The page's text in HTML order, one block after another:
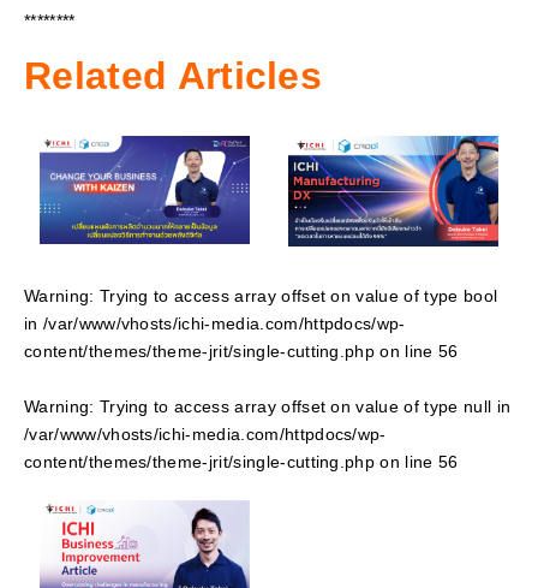
********
Related Articles
Warning: Trying to access array offset on value of type bool
in /var/www/vhosts/ichi-media.com/httpdocs/wp-
content/themes/theme-jrit/single-cutting.phpon line 56
Warning: Trying to access array offset on value of type null in
/var/www/vhosts/ichi-media.com/httpdocs/wp-
content/themes/theme-jrit/single-cutting.phpon line 56